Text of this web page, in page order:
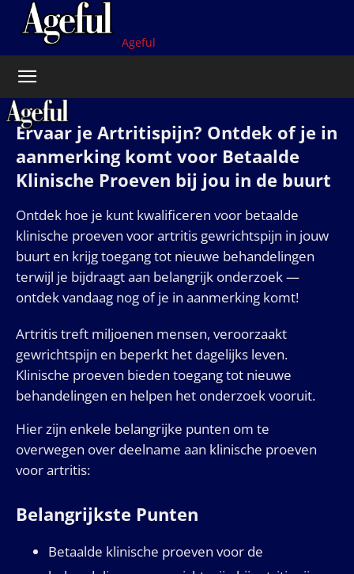
Ageful
Ervaar je Artritispijn? Ontdek of je in
aanmerking komt voor Betaalde
Klinische Proeven bij jou in de buurt
Ontdek hoe je kunt kwalificeren voor betaalde
klinische proeven voor artritis gewrichtspijn in jouw
buurt en krijg toegang tot nieuwe behandelingen
terwijl je bijdraagt aan belangrijk onderzoek —
ontdek vandaag nog of je in aanmerking komt!
Artritis treft miljoenen mensen, veroorzaakt
gewrichtspijn en beperkt het dagelijks leven.
Klinische proeven bieden toegang tot nieuwe
behandelingen en helpen het onderzoek vooruit.
Hier zijn enkele belangrijke punten om te
overwegen over deelname aan klinische proeven
voor artritis:
Belangrijkste Punten
Betaalde klinische proeven voor de